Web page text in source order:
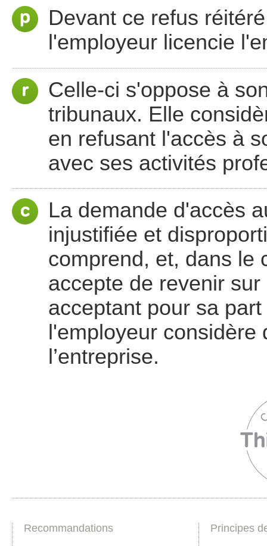
Devant ce refus
l'employeur licencie
Celle-ci s'oppose à
tribunaux. Elle
en refusant l'accès à
avec ses activités
La demande d'accès
injustifiée et
comprend, et, dans le
accepte de revenir
acceptant pour sa
l'employeur considère
l’entreprise.
Recommandations Principes